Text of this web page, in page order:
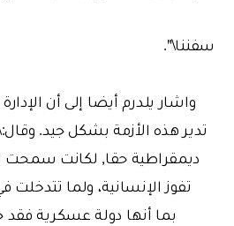
واشار يلدرم أيضا إلى أن
تدير هذه الأزمة بشكل جيد.
ديمقراطية حقا, لكانت سمحت
تفوز الإنسانية، ولما
بما أنها دولة عسكرية